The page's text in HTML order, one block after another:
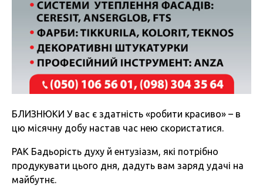
БЛИЗНЮКИ У вас є здатність «робити красиво» – в
цю місячну добу настав час нею скористатися.
РАК Бадьорість духу й ентузіазм, які потрібно
продукувати цього дня, дадуть вам заряд удачі на
майбутнє.